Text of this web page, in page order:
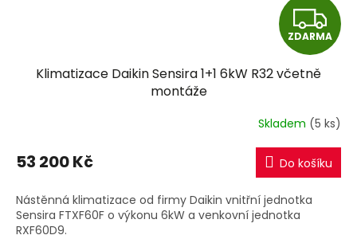
Z
D
R
M
A
ZDARMA
Klimatizace Daikin Sensira 1+1 6kW R32 včetně
montáže
Skladem (5 ks)
53 200 Kč Do košíku
Nástěnná klimatizace od firmy Daikin vnitřní jednotka
Sensira FTXF60F o výkonu 6kW a venkovní jednotka
RXF60D9.